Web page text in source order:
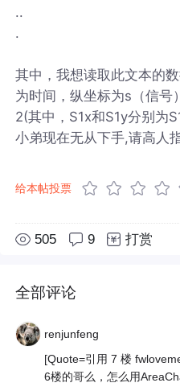
..
.
其中，我想读取此文本的
为时间，纵坐标为s（信号
2(其中，S1x和S1y分别为
小弟现在无从下手,请高人
给本帖投票
505 9 打赏
全部评论
renjunfeng
[Quote=引用 7 楼
6楼的哥么，怎么用